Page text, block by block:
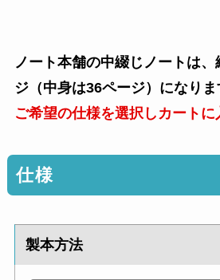
ノート本舗の中綴じノートは
ジ（中身は36ページ）になりま
ご希望の仕様を選択しカートに
仕様
製本方法